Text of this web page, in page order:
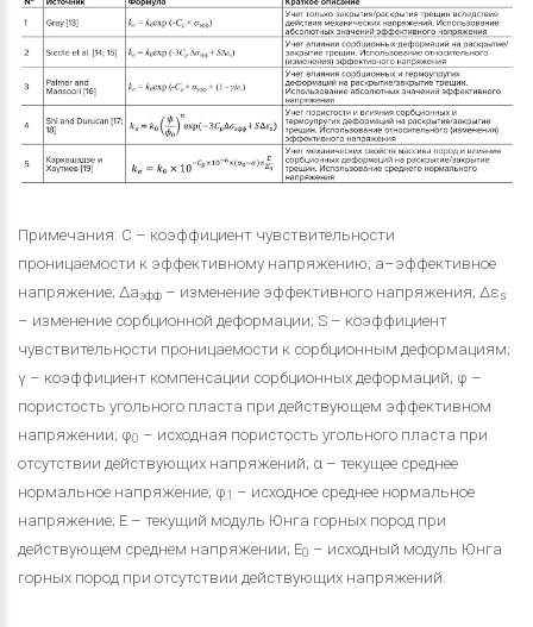
Примечания: C – коэффициент чувствительности
проницаемости к эффективному напряжению; a–эффективное
напряжение; Δaэфф – изменение эффективного напряжения; Δεs
– изменение сорбционной деформации; S – коэффициент
чувствительности проницаемости к сорбционным деформациям;
γ – коэффициент компенсации сорбционных деформаций; φ –
пористость угольного пласта при действующем эффективном
напряжении; φ0 – исходная пористость угольного пласта при
отсутствии действующих напряжений; α – текущее среднее
нормальное напряжение; φ1
– исходное среднее нормальное
напряжение; E – текущий модуль Юнга горных пород при
действующем среднем напряжении; E0 – исходный модуль Юнга
горных пород при отсутствии действующих напряжений.